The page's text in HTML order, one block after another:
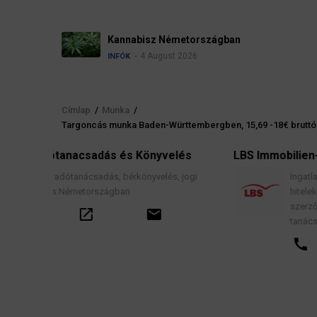
Névadási szabályok
INFÓK 4 August 2026
Morzsa
Címlap / Munka /
Targoncás munka Baden-Württembergben, 15,69 -18€
LBS Immobilien-GmbH NordWest
Ingatlanközvetítés, lakáscélú finanszírozási
hitelek, lakástakarék- és építési megtakarítási
szerződések, valamint kapcsolódó pénzügyi
tanácsadás.